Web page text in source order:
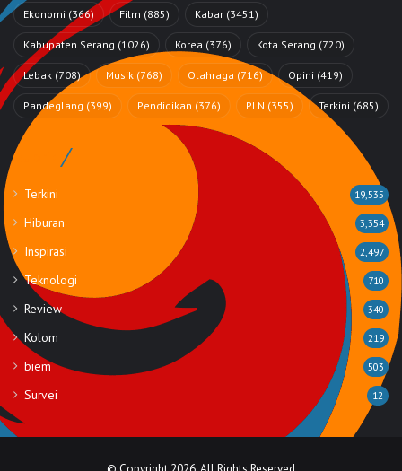
Ekonomi (366) Film (885) Kabar (3451)
Kabupaten Serang (1026) Korea (376) Kota Serang (720)
Lebak (708) Musik (768) Olahraga (716) Opini (419)
Pandeglang (399) Pendidikan (376) PLN (355) Terkini (685)
Rubrik
Terkini 19,535
Hiburan 3,354
Inspirasi 2,497
Teknologi 710
Review 340
Kolom 219
biem 503
Survei 12